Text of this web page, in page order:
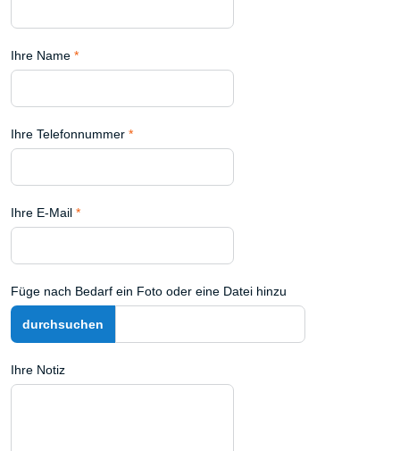
Ihre Name *
Ihre Telefonnummer *
Ihre E-Mail *
Füge nach Bedarf ein Foto oder eine Datei hinzu
Ihre Notiz